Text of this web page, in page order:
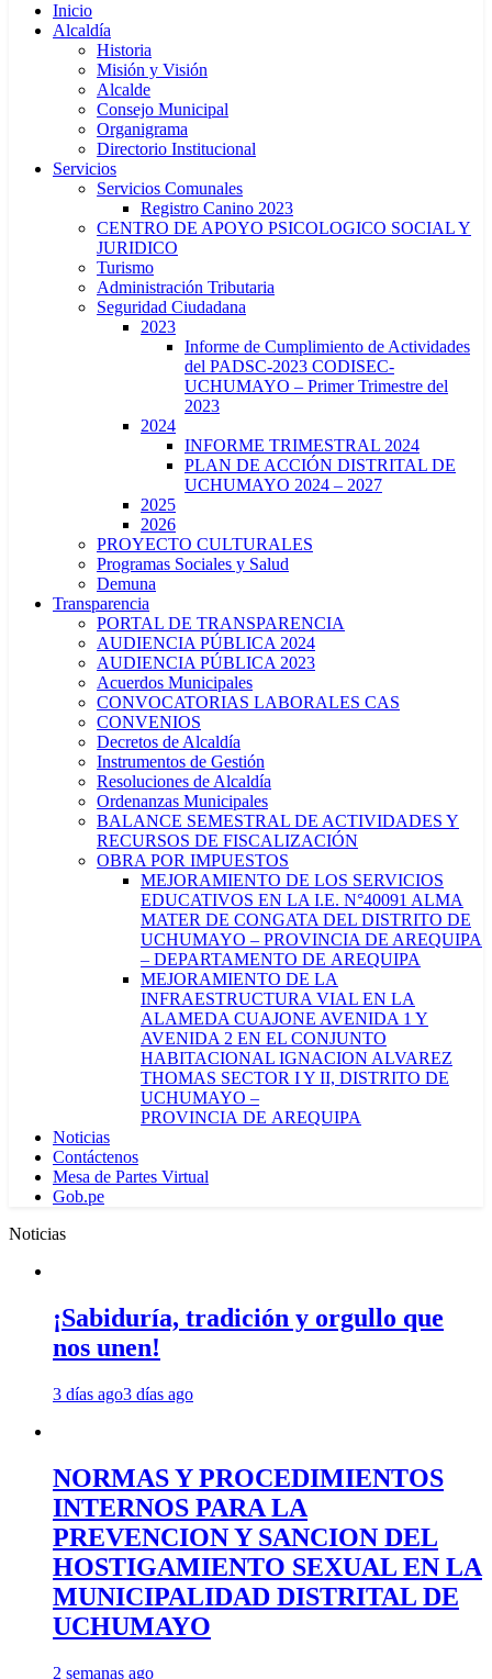
Inicio
Alcaldía
Historia
Misión y Visión
Alcalde
Consejo Municipal
Organigrama
Directorio Institucional
Servicios
Servicios Comunales
Registro Canino 2023
CENTRO DE APOYO PSICOLOGICO SOCIAL Y
JURIDICO
Turismo
Administración Tributaria
Seguridad Ciudadana
2023
Informe de Cumplimiento de Actividades
del PADSC-2023 CODISEC-
UCHUMAYO – Primer Trimestre del
2023
2024
INFORME TRIMESTRAL 2024
PLAN DE ACCIÓN DISTRITAL DE
UCHUMAYO 2024 – 2027
2025
2026
PROYECTO CULTURALES
Programas Sociales y Salud
Demuna
Transparencia
PORTAL DE TRANSPARENCIA
AUDIENCIA PÚBLICA 2024
AUDIENCIA PÚBLICA 2023
Acuerdos Municipales
CONVOCATORIAS LABORALES CAS
CONVENIOS
Decretos de Alcaldía
Instrumentos de Gestión
Resoluciones de Alcaldía
Ordenanzas Municipales
BALANCE SEMESTRAL DE ACTIVIDADES Y
RECURSOS DE FISCALIZACIÓN
OBRA POR IMPUESTOS
MEJORAMIENTO DE LOS SERVICIOS
EDUCATIVOS EN LA I.E. N°40091 ALMA
MATER DE CONGATA DEL DISTRITO DE
UCHUMAYO – PROVINCIA DE AREQUIPA
– DEPARTAMENTO DE AREQUIPA
MEJORAMIENTO DE LA
INFRAESTRUCTURA VIAL EN LA
ALAMEDA CUAJONE AVENIDA 1 Y
AVENIDA 2 EN EL CONJUNTO
HABITACIONAL IGNACION ALVAREZ
THOMAS SECTOR I Y II, DISTRITO DE
UCHUMAYO –
PROVINCIA DE AREQUIPA
Noticias
Contáctenos
Mesa de Partes Virtual
Gob.pe
Noticias
¡Sabiduría, tradición y orgullo que
nos unen!
3 días ago3 días ago
NORMAS Y PROCEDIMIENTOS
INTERNOS PARA LA
PREVENCION Y SANCION DEL
HOSTIGAMIENTO SEXUAL EN LA
MUNICIPALIDAD DISTRITAL DE
UCHUMAYO
2 semanas ago